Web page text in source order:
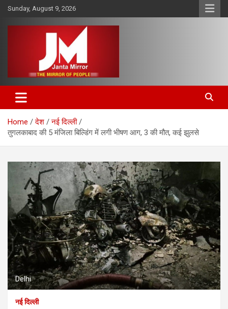
Skip
content
Sunday, August 9, 2026
Janta Mirror
Home देश
नई दिल्ली
तुगलकाबाद की 5 मंजिला बिल्डिंग में लगी भीषण आग, 3 की मौत, कई झुलसे
Delhi
नई दिल्ली